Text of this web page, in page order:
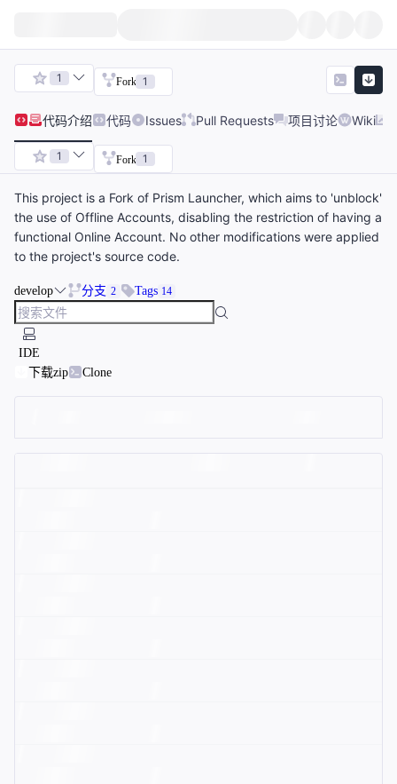
1 Fork 1
代码介绍 代码 Issues Pull Requests 项目讨论 Wiki
1 Fork 1
This project is a Fork of Prism Launcher, which aims to 'unblock'
the use of Offline Accounts, disabling the restriction of having a
functional Online Account. No other modifications were applied
to the project's source code.
develop 分支 2 Tags 14
IDE
下载zip
Clone